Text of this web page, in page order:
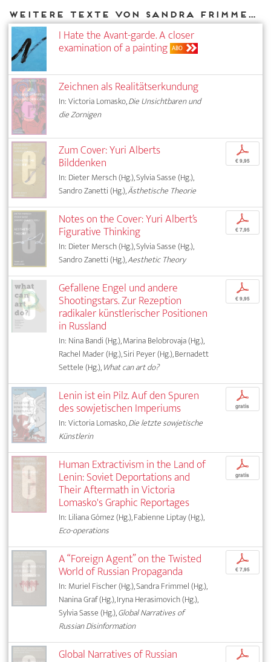
Weitere Texte von Sandra Frimmel bei DIAPHANES
I Hate the Avant-garde. A closer
examination of a painting ABO
Zeichnen als Realitätserkundung
In: Victoria Lomasko,Die Unsichtbaren und
die Zornigen
Zum Cover: Yuri Alberts
Bilddenken
In: Dieter Mersch (Hg.), Sylvia Sasse (Hg.),
Sandro Zanetti (Hg.),Ästhetische Theorie
p
€ 9,95
Notes on the Cover: Yuri Albert’s
Figurative Thinking
In: Dieter Mersch (Hg.), Sylvia Sasse (Hg.),
Sandro Zanetti (Hg.),Aesthetic Theory
p
€ 7,95
Gefallene Engel und andere
Shootingstars. Zur Rezeption
radikaler künstlerischer Positionen
in Russland
In: Nina Bandi (Hg.), Marina Belobrovaja (Hg.),
Rachel Mader (Hg.), Siri Peyer (Hg.), Bernadett
Settele (Hg.),What can art do?
p
€ 9,95
Lenin ist ein Pilz. Auf den Spuren
des sowjetischen Imperiums
In: Victoria Lomasko,Die letzte sowjetische
Künstlerin
p
gratis
Human Extractivism in the Land of
Lenin: Soviet Deportations and
Their Aftermath in Victoria
Lomasko's Graphic Reportages
In: Liliana Gómez (Hg.), Fabienne Liptay (Hg.),
Eco-operations
p
gratis
A “Foreign Agent” on the Twisted
World of Russian Propaganda
In: Muriel Fischer (Hg.), Sandra Frimmel (Hg.),
Nanina Graf (Hg.), Iryna Herasimovich (Hg.),
Sylvia Sasse (Hg.),Global Narratives of
Russian Disinformation
p
€ 7,95
Global Narratives of Russian p